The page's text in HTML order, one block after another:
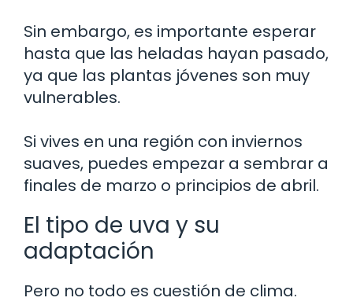
Sin embargo, es importante esperar
hasta que las heladas hayan pasado,
ya que las plantas jóvenes son muy
vulnerables.
Si vives en una región con inviernos
suaves, puedes empezar a sembrar a
finales de marzo o principios de abril.
El tipo de uva y su
adaptación
Pero no todo es cuestión de clima.